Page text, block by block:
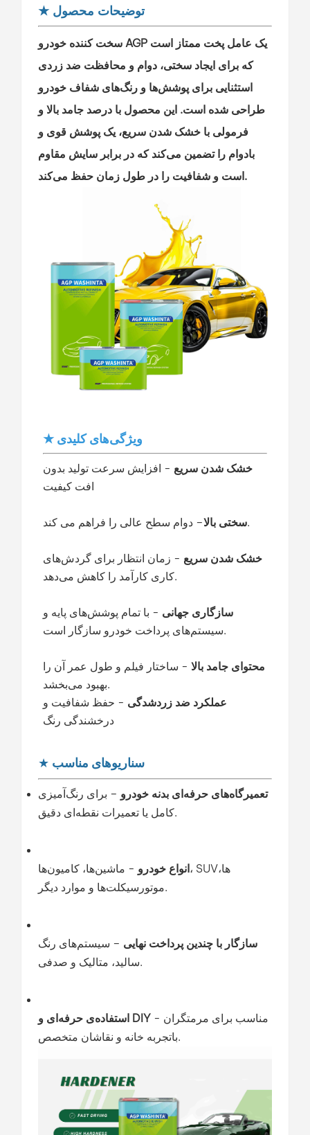
★ توضیحات محصول
سخت کننده خودرو AGP یک عامل پخت ممتاز است
که برای ایجاد سختی، دوام و محافظت ضد زردی
استثنایی برای پوشش‌ها و رنگ‌های شفاف خودرو
طراحی شده است. این محصول با درصد جامد بالا و
فرمولی با خشک شدن سریع، یک پوشش قوی و
بادوام را تضمین می‌کند که در برابر سایش مقاوم
است و شفافیت را در طول زمان حفظ می‌کند.
★ ویژگی‌های کلیدی
خشک شدن سریع - افزایش سرعت تولید بدون
افت کیفیت
سختی بالا– دوام سطح عالی را فراهم می کند.
خشک شدن سریع - زمان انتظار برای گردش‌های
کاری کارآمد را کاهش می‌دهد.
سازگاری جهانی - با تمام پوشش‌های پایه و
سیستم‌های پرداخت خودرو سازگار است.
محتوای جامد بالا - ساختار فیلم و طول عمر آن را
بهبود می‌بخشد.
عملکرد ضد زردشدگی - حفظ شفافیت و
درخشندگی رنگ
★ سناریوهای مناسب
تعمیرگاه‌های حرفه‌ای بدنه خودرو – برای رنگ‌آمیزی
کامل یا تعمیرات نقطه‌ای دقیق.
انواع خودرو - ماشین‌ها، کامیون‌ها، SUVها،
موتورسیکلت‌ها و موارد دیگر.
سازگار با چندین پرداخت نهایی – سیستم‌های رنگ
سالید، متالیک و صدفی.
استفاده‌ی حرفه‌ای و DIY - مناسب برای مرمتگران
باتجربه خانه و نقاشان متخصص.